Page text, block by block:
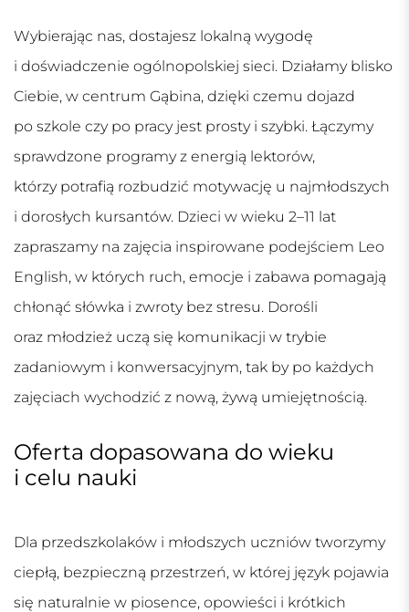
Wybierając nas, dostajesz lokalną wygodę
i doświadczenie ogólnopolskiej sieci. Działamy blisko
Ciebie, w centrum Gąbina, dzięki czemu dojazd
po szkole czy po pracy jest prosty i szybki. Łączymy
sprawdzone programy z energią lektorów,
którzy potrafią rozbudzić motywację u najmłodszych
i dorosłych kursantów. Dzieci w wieku 2–11 lat
zapraszamy na zajęcia inspirowane podejściem Leo
English, w których ruch, emocje i zabawa pomagają
chłonąć słówka i zwroty bez stresu. Dorośli
oraz młodzież uczą się komunikacji w trybie
zadaniowym i konwersacyjnym, tak by po każdych
zajęciach wychodzić z nową, żywą umiejętnością.
Oferta dopasowana do wieku
i celu nauki
Dla przedszkolaków i młodszych uczniów tworzymy
ciepłą, bezpieczną przestrzeń, w której język pojawia
się naturalnie w piosence, opowieści i krótkich